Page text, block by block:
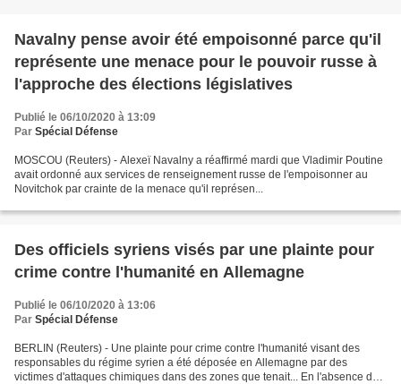
Navalny pense avoir été empoisonné parce qu'il
représente une menace pour le pouvoir russe à
l'approche des élections législatives
Publié le 06/10/2020 à 13:09
Par Spécial Défense
MOSCOU (Reuters) - Alexeï Navalny a réaffirmé mardi que Vladimir Poutine
avait ordonné aux services de renseignement russe de l'empoisonner au
Novitchok par crainte de la menace qu'il représen...
Des officiels syriens visés par une plainte pour
crime contre l'humanité en Allemagne
Publié le 06/10/2020 à 13:06
Par Spécial Défense
BERLIN (Reuters) - Une plainte pour crime contre l'humanité visant des
responsables du régime syrien a été déposée en Allemagne par des
victimes d'attaques chimiques dans des zones que tenait... En l'absence de